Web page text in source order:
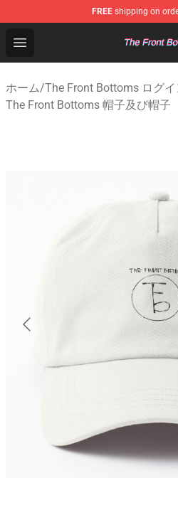
FREE shipping on
Open menu
The Front Bottoms Store -
ホーム/The Front Bottoms ログイ
The Front Bottoms 帽子及び帽子